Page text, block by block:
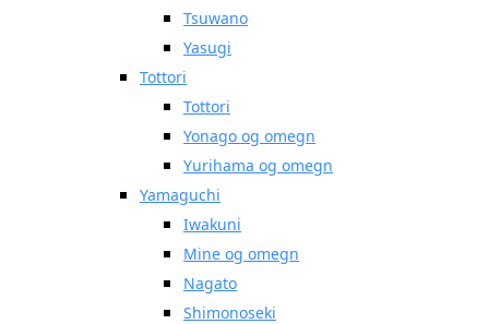
Tsuwano
Yasugi
Tottori
Tottori
Yonago og omegn
Yurihama og omegn
Yamaguchi
Iwakuni
Mine og omegn
Nagato
Shimonoseki